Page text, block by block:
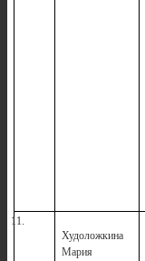
11.
Худоложкина
Мария